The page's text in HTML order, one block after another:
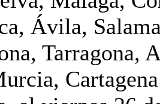
Ávila,
Tarragona,